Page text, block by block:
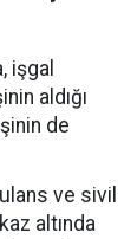
işgal
aldığı
de
ve sivil
altında